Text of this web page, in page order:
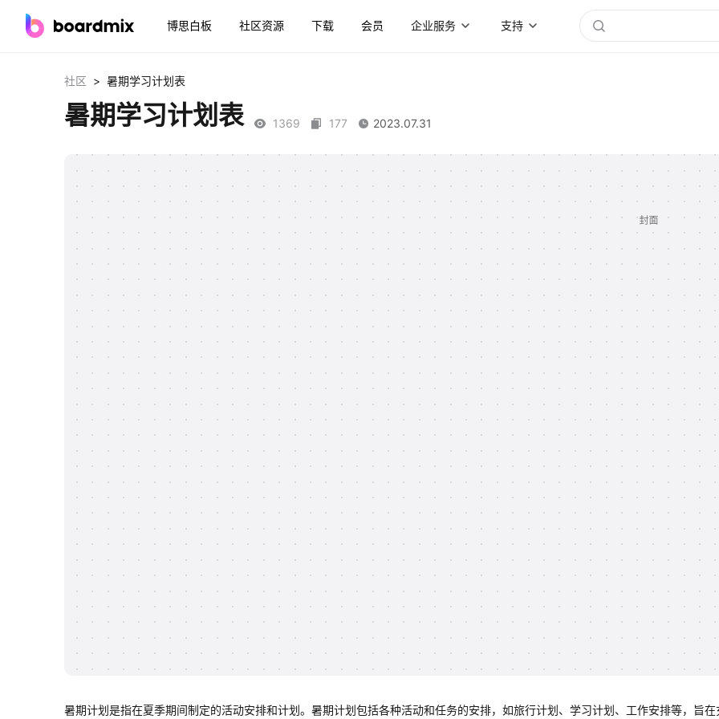
博思白板 社区资源 下载 会员 企业服务 支持
社区 > 暑期学习计划表
暑期学习计划表 1369 177 2023.07.31
暑期计划是指在夏季期间制定的活动安排和计划。暑期计划包括各种活动和任务的安排，如旅行计划、学习计划、工作安排等，旨在